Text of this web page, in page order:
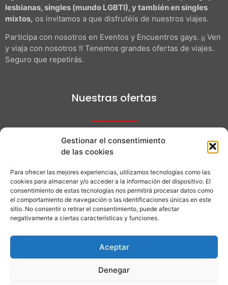
Gestionar el consentimiento
de las cookies
Para ofrecer las mejores experiencias, utilizamos tecnologías como las
cookies para almacenar y/o acceder a la información del dispositivo. El
consentimiento de estas tecnologías nos permitirá procesar datos como
el comportamiento de navegación o las identificaciones únicas en este
sitio. No consentir o retirar el consentimiento, puede afectar
negativamente a ciertas características y funciones.
Aceptar
Denegar
lesbianas, singles (mundo LGBTI), y también en singles
mixtos, os invitamos a que disfrutéis de nuestros viajes.
Participa con nosotros en Eventos y Encuentros gays. ¡¡ Ven
y viaja con nosotros !! Tenemos grandes ofertas de viajes.
Seguro que repetirás.
Nuestras ofertas
¿Quieres saber más de nuestros viajes?
+34 608 63 02 20
+34 608630220
info@gaysliving.com